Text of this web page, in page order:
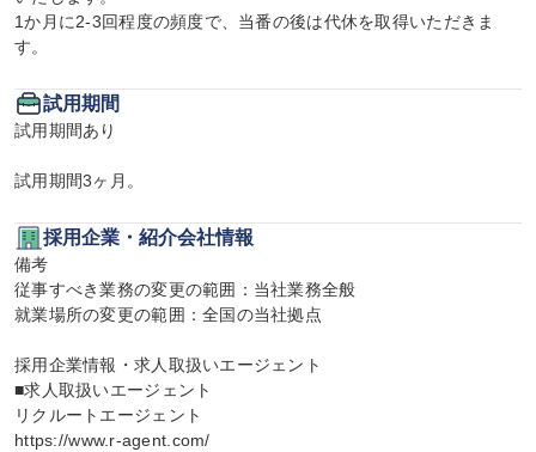
1か月に2-3回程度の頻度で、当番の後は代休を取得いただきま
す。
試用期間
試用期間あり
試用期間3ヶ月。
採用企業・紹介会社情報
備考
従事すべき業務の変更の範囲：当社業務全般
就業場所の変更の範囲：全国の当社拠点
採用企業情報・求人取扱いエージェント
■求人取扱いエージェント
リクルートエージェント
https://www.r-agent.com/